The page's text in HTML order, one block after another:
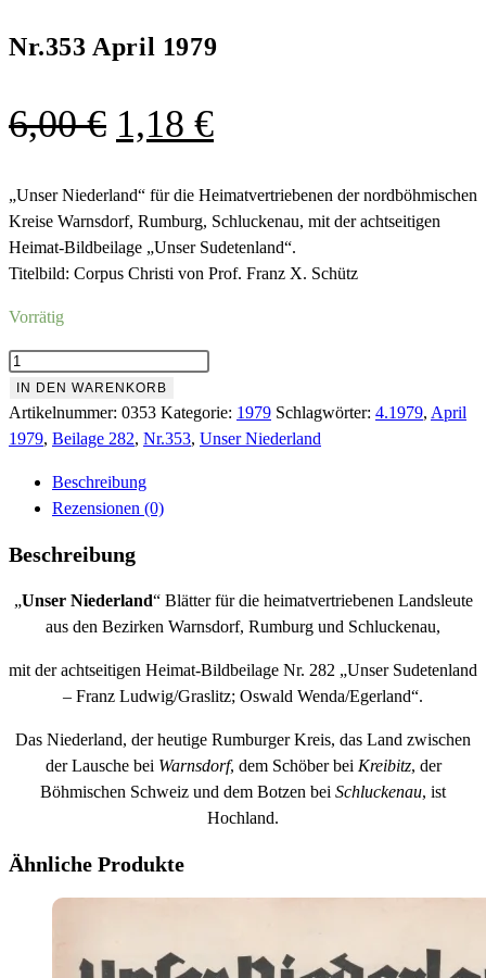
Nr.353 April 1979
6,00€ Ursprünglicher
war:
6,00 €
1,18 €Aktueller
ist:
1,18 €.
„Unser Niederland“ für die Heimatvertriebenen der nordböhmischen
Kreise Warnsdorf, Rumburg, Schluckenau, mit der achtseitigen
Heimat-Bildbeilage „Unser Sudetenland“.
Titelbild: Corpus Christi von Prof. Franz X. Schütz
Vorrätig
Nr.353
April
1979
Menge
IN DEN WARENKORB
Artikelnummer: 0353 Kategorie: 1979 Schlagwörter: 4.1979, April
1979, Beilage 282, Nr.353, Unser Niederland
Beschreibung
Rezensionen (0)
Beschreibung
„Unser Niederland“ Blätter für die heimatvertriebenen Landsleute
aus den Bezirken Warnsdorf, Rumburg und Schluckenau,
mit der achtseitigen Heimat-Bildbeilage Nr. 282 „Unser Sudetenland
– Franz Ludwig/Graslitz; Oswald Wenda/Egerland“.
Das Niederland, der heutige Rumburger Kreis, das Land zwischen
der Lausche bei Warnsdorf, dem Schöber bei Kreibitz, der
Böhmischen Schweiz und dem Botzen bei Schluckenau, ist
Hochland.
Ähnliche Produkte